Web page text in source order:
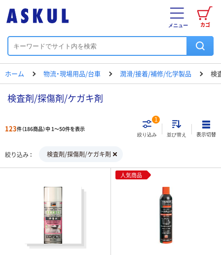
カゴ
メニュー
ホーム 物流・現場用品/台車 潤滑/接着/補修/化学製品 検
検査剤/探傷剤/ケガキ剤
123件（186商品）中 1～50件を表示
絞り込み
1
並び替え 表示切替
絞り込み 検査剤/探傷剤/ケガキ剤
人気商品